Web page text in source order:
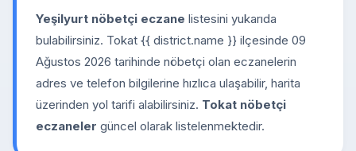
Yeşilyurt nöbetçi eczane listesini yukarıda
bulabilirsiniz. Tokat {{ district.name }} ilçesinde 09
Ağustos 2026 tarihinde nöbetçi olan eczanelerin
adres ve telefon bilgilerine hızlıca ulaşabilir, harita
üzerinden yol tarifi alabilirsiniz. Tokat nöbetçi
eczaneler güncel olarak listelenmektedir.